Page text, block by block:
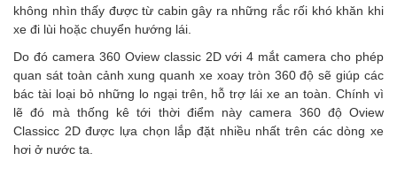
không nhìn thấy được từ cabin gây ra những rắc rối khó khăn khi
xe đi lùi hoặc chuyển hướng lái.
Do đó camera 360 Oviewclassic 2D với 4 mắt camera cho phép
quan sát toàn cảnh xung quanh xe xoay tròn 360 độ sẽ giúp các
bác tài loại bỏ những lo ngại trên, hỗ trợ lái xe an toàn. Chính vì
lẽ đó mà thống kê tới thời điểm này camera 360 độ Oview
Classicc 2D được lựa chọn lắp đặt nhiều nhất trên các dòng xe
hơi ở nước ta.